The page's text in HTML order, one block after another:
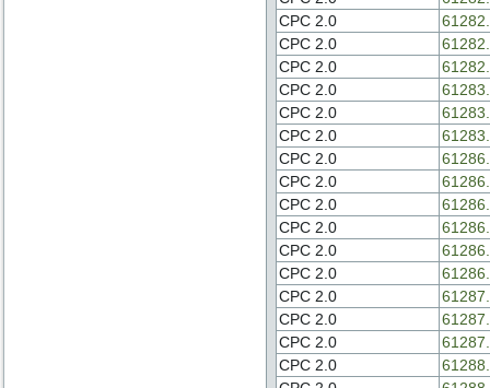
CPC 2.0
CPC 2.0
CPC 2.0
CPC 2.0
CPC 2.0
CPC 2.0
CPC 2.0
CPC 2.0
CPC 2.0
CPC 2.0
CPC 2.0
CPC 2.0
CPC 2.0
CPC 2.0
CPC 2.0
CPC 2.0